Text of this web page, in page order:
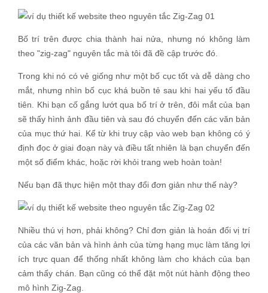
Bố trí trên được chia thành hai nửa, nhưng nó không làm
theo "zig-zag" nguyên tắc mà tôi đã đề cập trước đó.
Trong khi nó có vẻ giống như một bố cục tốt và dễ dàng cho
mắt, nhưng nhìn bố cục khá buồn tẻ sau khi hai yếu tố đầu
tiên. Khi bạn cố gắng lướt qua bố trí ở trên, đôi mắt của bạn
sẽ thấy hình ảnh đầu tiên và sau đó chuyển đến các văn bản
của mục thứ hai. Kể từ khi truy cập vào web bạn không có ý
định đọc ở giai đoạn này và điều tất nhiên là bạn chuyển đến
một số điểm khác, hoặc rời khỏi trang web hoàn toàn!
Nếu bạn đã thực hiện một thay đổi đơn giản như thế này?
Nhiều thú vị hơn, phải không? Chỉ đơn giản là hoán đổi vị trí
của các văn bản và hình ảnh của từng hạng mục làm tăng lợi
ích trực quan để thống nhất không làm cho khách của bạn
cảm thấy chán. Bạn cũng có thể đặt một nút hành động theo
mô hình Zig-Zag.